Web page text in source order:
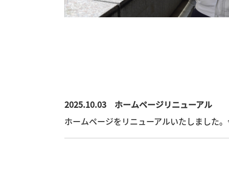
2025.10.03 ホームページリニューアル
ホームページをリニューアルいたしました